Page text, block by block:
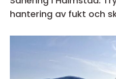
hantering av fukt och